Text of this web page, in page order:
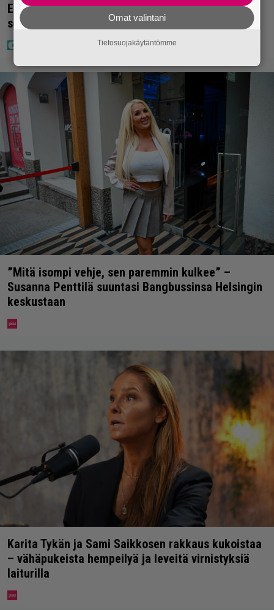
Elämäni biisin Katja Ståhlin roisi vitsi suututti
somen välittömästi
”Mitä isompi vehje, sen paremmin kulkee” –
Susanna Penttilä suuntasi Bangbussinsa Helsingin
keskustaan
Karita Tykän ja Sami Saikkosen rakkaus kukoistaa
– vähäpukeista hempeilyä ja leveitä virnistyksiä
laiturilla
Omat valintani
Tietosuojakäytäntömme